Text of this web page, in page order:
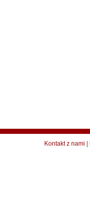
Kontakt z nami